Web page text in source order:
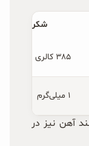
شکر قهوه‌ای
۳۸۵ کالری
۱ میلی‌گرم
آهن نیز در